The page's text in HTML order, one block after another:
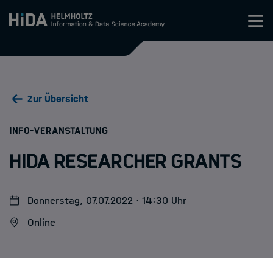
Zum Inhalt springen
Research Schools
Jobs
Zur Übersicht
INFO-VERANSTALTUNG:
HIDA Researcher Grants
Donnerstag, 07.07.2022 · 14:30 Uhr
Online